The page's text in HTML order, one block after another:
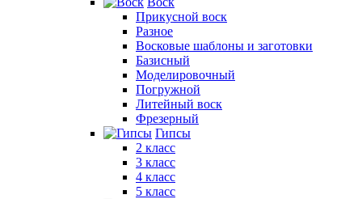
Прикусной воск
Разное
Восковые шаблоны и заготовки
Базисный
Моделировочный
Погружной
Литейный воск
Фрезерный
Гипсы
2 класс
3 класс
4 класс
5 класс